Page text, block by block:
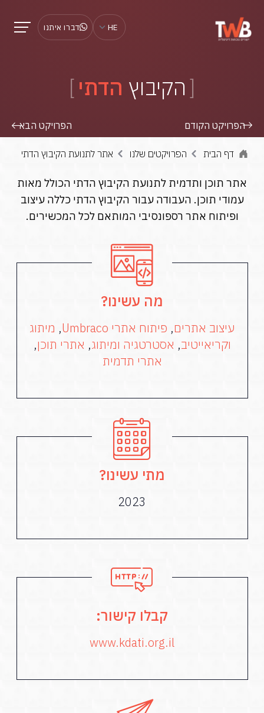
HE דברו איתנו
הקיבוץ הדתי
הפרויקט הקודם הפרויקט הבא
דף הבית הפרויקטים שלנו אתר לתנועת הקיבוץ הדתי
אתר תוכן ותדמית לתנועת הקיבוץ הדתי הכולל מאות
עמודי תוכן. העבודה עבור הקיבוץ הדתי כללה עיצוב
ופיתוח אתר רספונסיבי המותאם לכל המכשירים.
מה עשינו?
עיצוב אתרים, פיתוח אתרי Umbraco , מיתוג
וקריאייטיב, אסטרטגיה ומיתוג, אתרי תוכן,
אתרי תדמית
מתי עשינו?
2023
קבלו קישור:
www.kdati.org.il